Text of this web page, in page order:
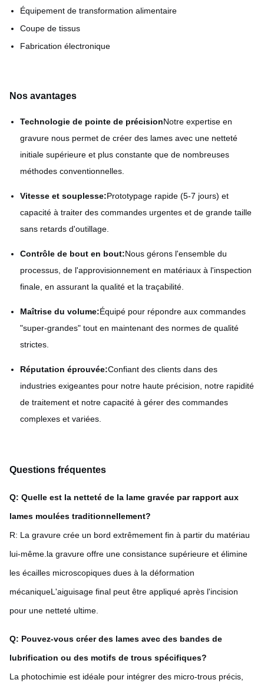
Équipement de transformation alimentaire
Coupe de tissus
Fabrication électronique
Nos avantages
Technologie de pointe de précisionNotre expertise en
gravure nous permet de créer des lames avec une netteté
initiale supérieure et plus constante que de nombreuses
méthodes conventionnelles.
Vitesse et souplesse:Prototypage rapide (5-7 jours) et
capacité à traiter des commandes urgentes et de grande taille
sans retards d'outillage.
Contrôle de bout en bout:Nous gérons l'ensemble du
processus, de l'approvisionnement en matériaux à l'inspection
finale, en assurant la qualité et la traçabilité.
Maîtrise du volume:Équipé pour répondre aux commandes
"super-grandes" tout en maintenant des normes de qualité
strictes.
Réputation éprouvée:Confiant des clients dans des
industries exigeantes pour notre haute précision, notre rapidité
de traitement et notre capacité à gérer des commandes
complexes et variées.
Questions fréquentes
Q: Quelle est la netteté de la lame gravée par rapport aux
lames moulées traditionnellement?
R: La gravure crée un bord extrêmement fin à partir du matériau
lui-même.la gravure offre une consistance supérieure et élimine
les écailles microscopiques dues à la déformation
mécaniqueL'aiguisage final peut être appliqué après l'incision
pour une netteté ultime.
Q: Pouvez-vous créer des lames avec des bandes de
lubrification ou des motifs de trous spécifiques?
La photochimie est idéale pour intégrer des micro-trous précis,